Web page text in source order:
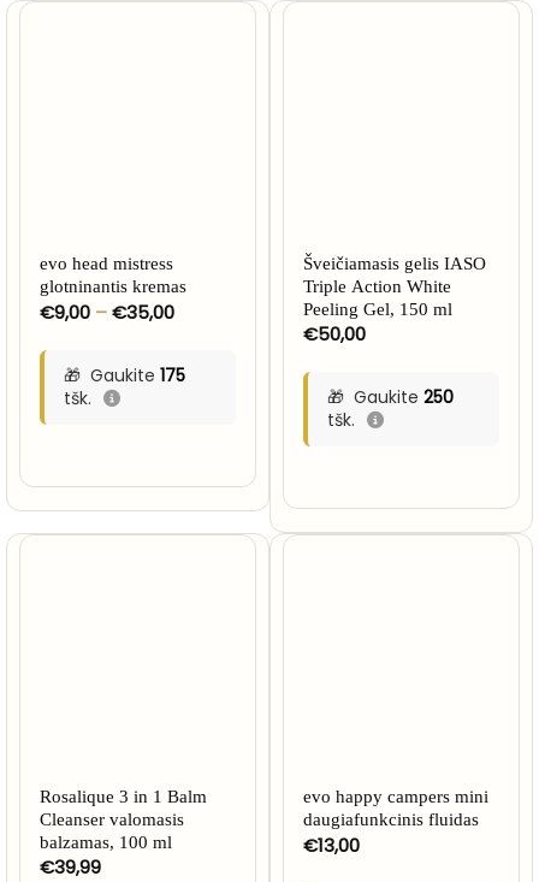
evo head mistress
glotninantis kremas
€9,00 – €35,00Price
through
€35,00
Gaukite 175
tšk.
Šveičiamasis gelis IASO
Triple Action White
Peeling Gel, 150 ml
€50,00
Gaukite 250
tšk.
Rosalique 3 in 1 Balm
Cleanser valomasis
balzamas, 100 ml
€39,99
evo happy campers mini
daugiafunkcinis fluidas
€13,00